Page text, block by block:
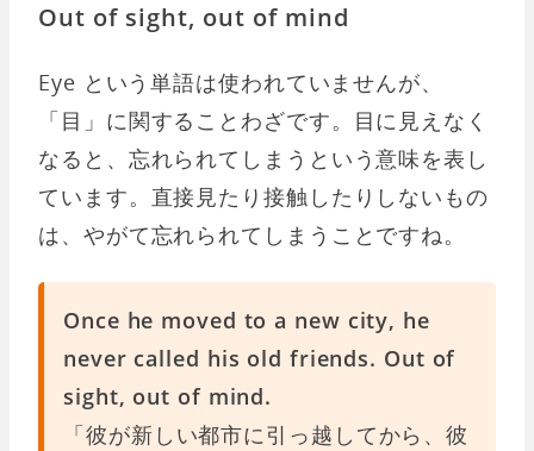
Out of sight, out of mind
Eye という単語は使われていませんが、
「目」に関することわざです。目に見えなく
なると、忘れられてしまうという意味を表し
ています。直接見たり接触したりしないもの
は、やがて忘れられてしまうことですね。
Once he moved to a new city, he
never called his old friends. Out of
sight, out of mind.
「彼が新しい都市に引っ越してから、彼